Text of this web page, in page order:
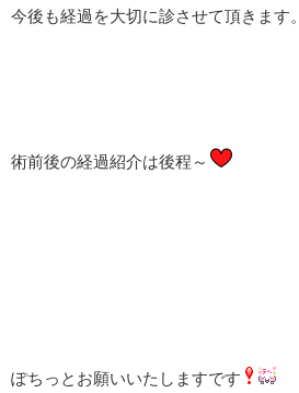
今後も経過を大切に診させて頂きます。
術前後の経過紹介は後程～
ぽちっとお願いいたしますです